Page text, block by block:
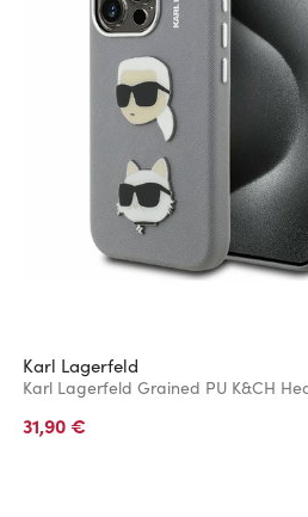
Karl Lagerfeld
31,90 €